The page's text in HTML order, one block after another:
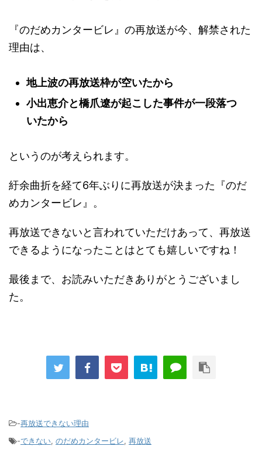
『のだめカンタービレ』の再放送が今、解禁された
理由は、
地上波の再放送枠が空いたから
小出恵介と橋爪遼が起こした事件が一段落つ
いたから
というのが考えられます。
紆余曲折を経て6年ぶりに再放送が決まった『のだ
めカンタービレ』。
再放送できないと言われていただけあって、再放送
できるようになったことはとても嬉しいですね！
最後まで、お読みいただきありがとうございまし
た。
-再放送できない理由
-できない, のだめカンタービレ, 再放送